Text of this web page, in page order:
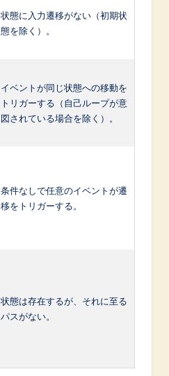
状態に入力遷移がない（初期状
態を除く）。
イベントが同じ状態への移動を
トリガーする（自己ループが意
図されている場合を除く）。
条件なしで任意のイベントが遷
移をトリガーする。
状態は存在するが、それに至る
パスがない。